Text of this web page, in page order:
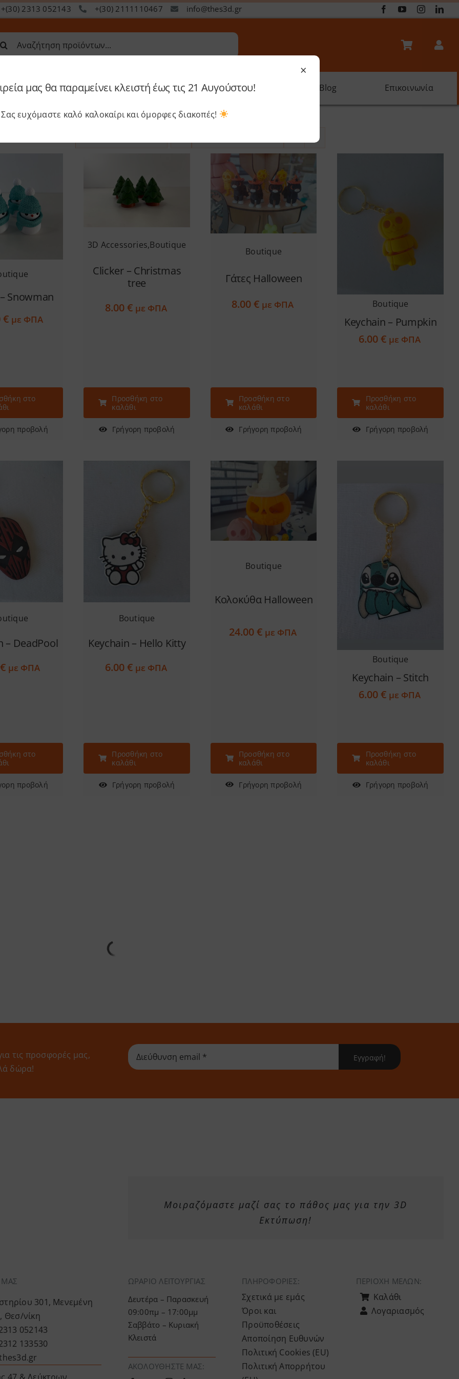
+(30) 2313 052143 +(30) 2111110467 info@thes3d.gr
Services Academy Software Blog Επικοινωνία
Snowman
€ με ΦΠΑ
στο
προβολή
3D Accessories,Boutique
Clicker – Christmas
tree
8.00€ με ΦΠΑ
Προσθήκη στο
καλάθι
Γρήγορη προβολή
Boutique
Γάτες Halloween
8.00€ με ΦΠΑ
Προσθήκη στο
καλάθι
Γρήγορη προβολή
Boutique
Keychain – Pumpkin
6.00€ με ΦΠΑ
Προσθήκη στο
καλάθι
Γρήγορη προβολή
– DeadPool
€ με ΦΠΑ
στο
προβολή
Boutique
Keychain – Hello Kitty
6.00€ με ΦΠΑ
Προσθήκη στο
καλάθι
Γρήγορη προβολή
Boutique
Κολοκύθα Halloween
24.00€ με ΦΠΑ
Προσθήκη στο
καλάθι
Γρήγορη προβολή
Boutique
Keychain – Stitch
6.00€ με ΦΠΑ
Προσθήκη στο
καλάθι
Γρήγορη προβολή
τις προσφορές μας,
δώρα!
Εγγραφή!
Μοιραζόμαστε μαζί σας το πάθος μας για την 3D
Εκτύπωση!
ΜΑΣ
301, Μενεμένη
Θεσ/νίκη
052143
133530
ΩΡΑΡΙΟ ΛΕΙΤΟΥΡΓΙΑΣ
Δευτέρα – Παρασκευή
09:00πμ – 17:00μμ
Σαββάτο – Κυριακή
Κλειστά
ΑΚΟΛΟΥΘΉΣΤΕ ΜΑΣ:
ΠΛΗΡΟΦΟΡΙΕΣ:
Σχετικά με εμάς
Όροι και
Προϋποθέσεις
Αποποίηση Ευθυνών
Πολιτική Cookies (ΕU)
Πολιτική Απορρήτου
ΠΕΡΙΟΧΉ ΜΕΛΏΝ:
Καλάθι
Λογαριασμός
×
μας θα παραμείνει κλειστή έως τις 21 Αυγούστου!
Σας ευχόμαστε καλό καλοκαίρι και όμορφες διακοπές!